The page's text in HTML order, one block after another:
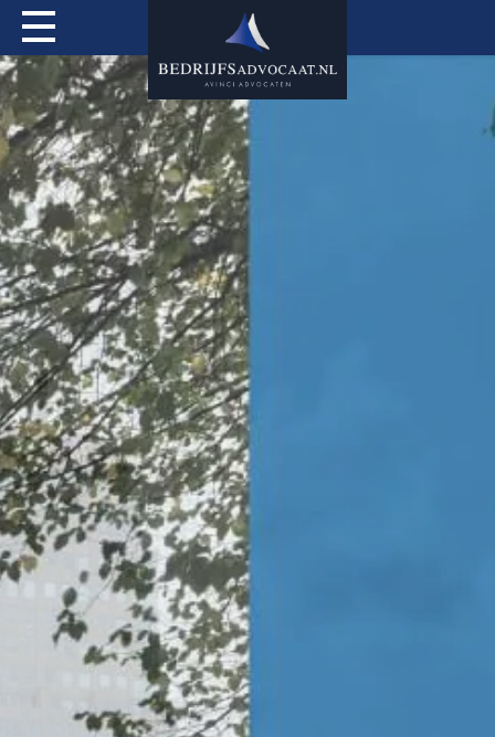
Actueel
Over mij
Expertises
Special Services
Tarieven
Contact